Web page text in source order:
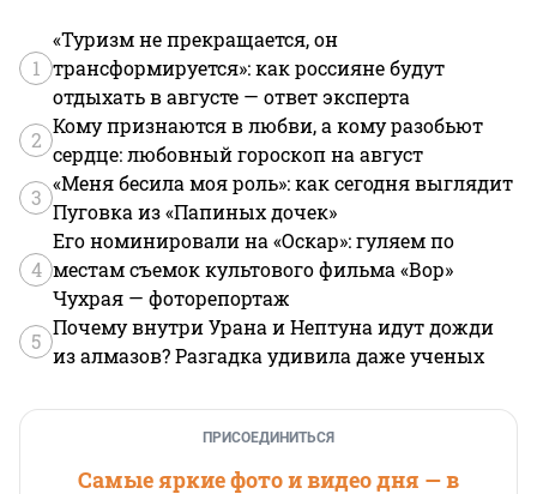
1
«Туризм не прекращается, он
трансформируется»: как россияне будут
отдыхать в августе — ответ эксперта
2
Кому признаются в любви, а кому разобьют
сердце: любовный гороскоп на август
3
«Меня бесила моя роль»: как сегодня выглядит
Пуговка из «Папиных дочек»
4
Его номинировали на «Оскар»: гуляем по
местам съемок культового фильма «Вор»
Чухрая — фоторепортаж
5
Почему внутри Урана и Нептуна идут дожди
из алмазов? Разгадка удивила даже ученых
ПРИСОЕДИНИТЬСЯ
Самые яркие фото и видео дня — в